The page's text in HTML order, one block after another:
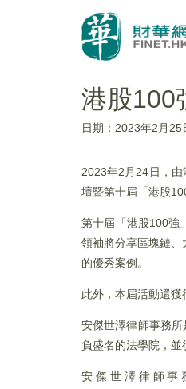
港股100
日期：2023年2月
2023年2月24日，
壇暨第十屆「港股
第十屆「港股100強
領袖將分享區塊鏈
的優秀案例。
此外，本屆活動還
安傑世澤律師事務
負盛名的法學院，並
安傑世澤律師事